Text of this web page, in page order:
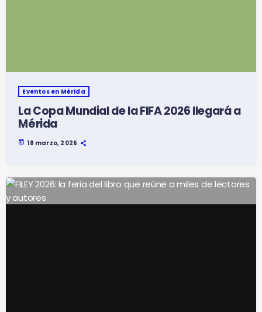
Eventos en Mérida
La Copa Mundial de la FIFA 2026 llegará a
Mérida
today 18 marzo, 2026